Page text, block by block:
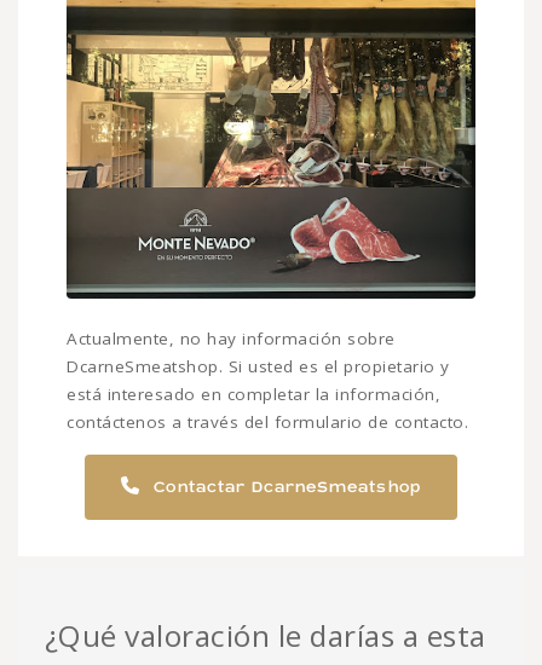
Actualmente, no hay información sobre
DcarneSmeatshop. Si usted es el propietario y
está interesado en completar la información,
contáctenos a través del formulario de contacto.
Contactar DcarneSmeatshop
¿Qué valoración le darías a esta